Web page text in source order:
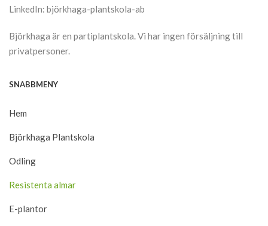
LinkedIn: björkhaga-plantskola-ab
Björkhaga är en partiplantskola. Vi har ingen försäljning till
privatpersoner.
SNABBMENY
Hem
Björkhaga Plantskola
Odling
Resistenta almar
E-plantor